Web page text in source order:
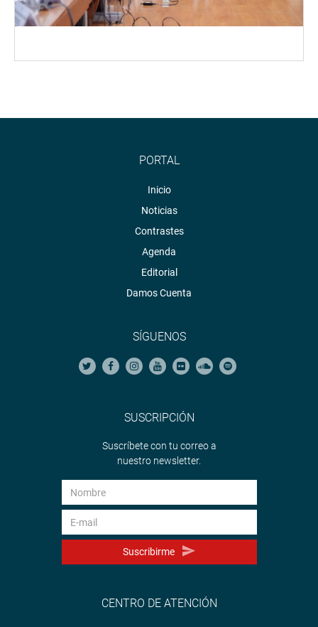
PORTAL
Inicio
Noticias
Contrastes
Agenda
Editorial
Damos Cuenta
SÍGUENOS
SUSCRIPCIÓN
Suscríbete con tu correo a
nuestro newsletter.
Suscribirme
CENTRO DE ATENCIÓN